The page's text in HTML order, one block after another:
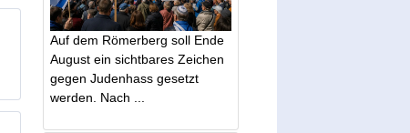
Auf dem Römerberg soll Ende
August ein sichtbares Zeichen
gegen Judenhass gesetzt
werden. Nach ...